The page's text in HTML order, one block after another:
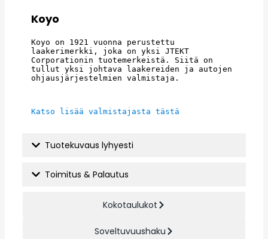
Koyo
Koyo on 1921 vuonna perustettu
laakerimerkki, joka on yksi JTEKT
Corporationin tuotemerkeistä. Siitä on
tullut yksi johtava laakereiden ja autojen
ohjausjärjestelmien valmistaja.
Katso lisää valmistajasta tästä
Tuotekuvaus lyhyesti
Toimitus & Palautus
Kokotaulukot
Soveltuvuushaku